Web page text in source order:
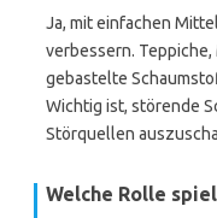
Ja, mit einfachen
verbessern.
gebastelte
Wichtig ist, störende
Störquellen
Welche Rolle